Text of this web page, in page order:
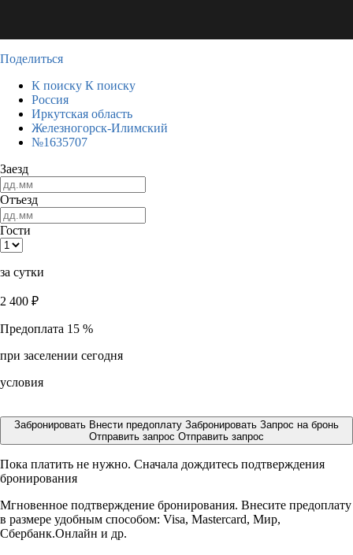
Поделиться
К поиску К поиску
Россия
Иркутская область
Железногорск-Илимский
№1635707
Заезд
Отъезд
Гости
за сутки
2 400 ₽
Предоплата 15 %
при заселении сегодня
условия
Забронировать Внести предоплату Забронировать Запрос на бронь
Отправить запрос Отправить запрос
Пока платить не нужно. Сначала дождитесь подтверждения
бронирования
Мгновенное подтверждение бронирования. Внесите предоплату
в размере удобным способом: Visa, Mastercard, Мир,
Сбербанк.Онлайн и др.